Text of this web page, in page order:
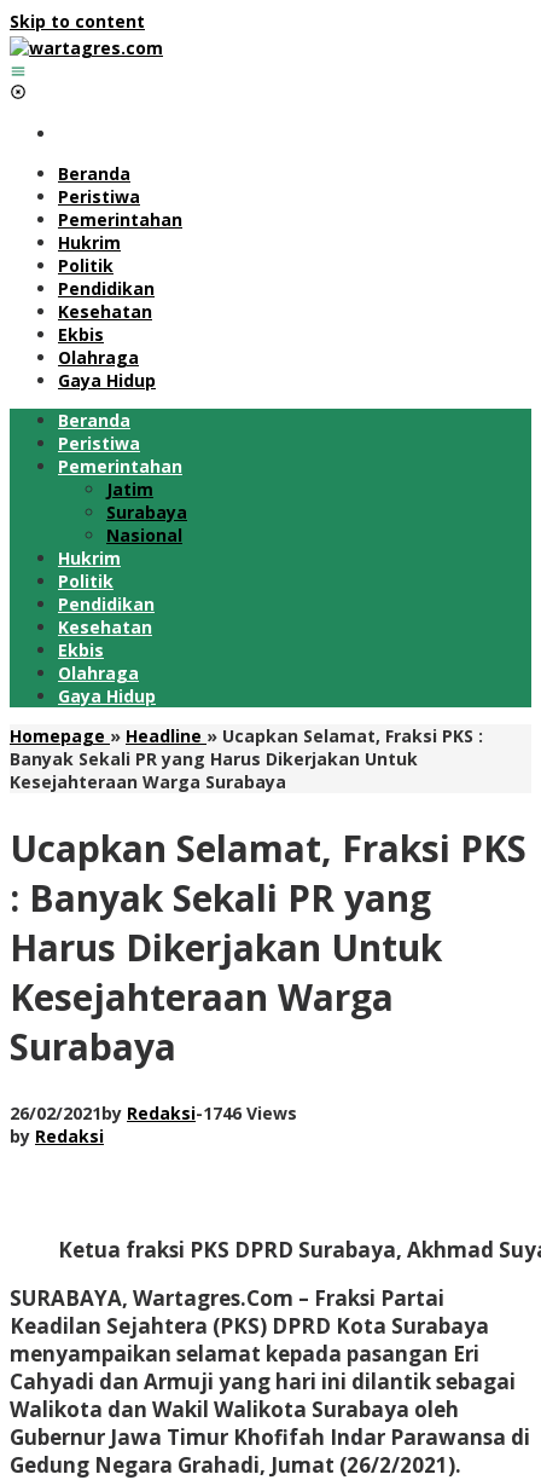
Skip to content
Beranda
Peristiwa
Pemerintahan
Hukrim
Politik
Pendidikan
Kesehatan
Ekbis
Olahraga
Gaya Hidup
Beranda
Peristiwa
Pemerintahan
Jatim
Surabaya
Nasional
Hukrim
Politik
Pendidikan
Kesehatan
Ekbis
Olahraga
Gaya Hidup
Homepage » Headline » Ucapkan Selamat, Fraksi PKS :
Banyak Sekali PR yang Harus Dikerjakan Untuk
Kesejahteraan Warga Surabaya
Ucapkan Selamat, Fraksi PKS
: Banyak Sekali PR yang
Harus Dikerjakan Untuk
Kesejahteraan Warga
Surabaya
26/02/2021by Redaksi-1746 Views
by Redaksi
Ketua fraksi PKS DPRD Surabaya, Akhmad
SURABAYA, Wartagres.Com – Fraksi Partai
Keadilan Sejahtera (PKS) DPRD Kota Surabaya
menyampaikan selamat kepada pasangan Eri
Cahyadi dan Armuji yang hari ini dilantik sebagai
Walikota dan Wakil Walikota Surabaya oleh
Gubernur Jawa Timur Khofifah Indar Parawansa di
Gedung Negara Grahadi, Jumat (26/2/2021).